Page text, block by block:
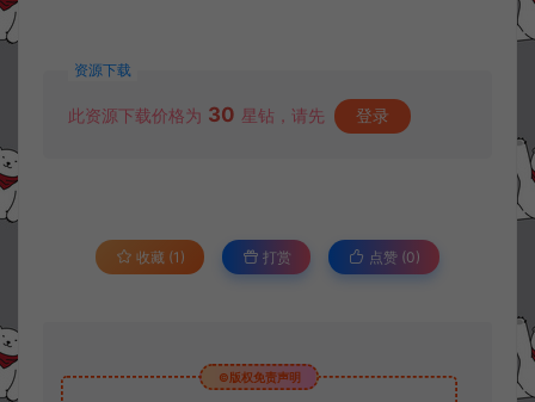
资源下载
此资源下载价格为 30 星钻，请先 登录
收藏 (1) 打赏 点赞 (0)
©版权免责声明